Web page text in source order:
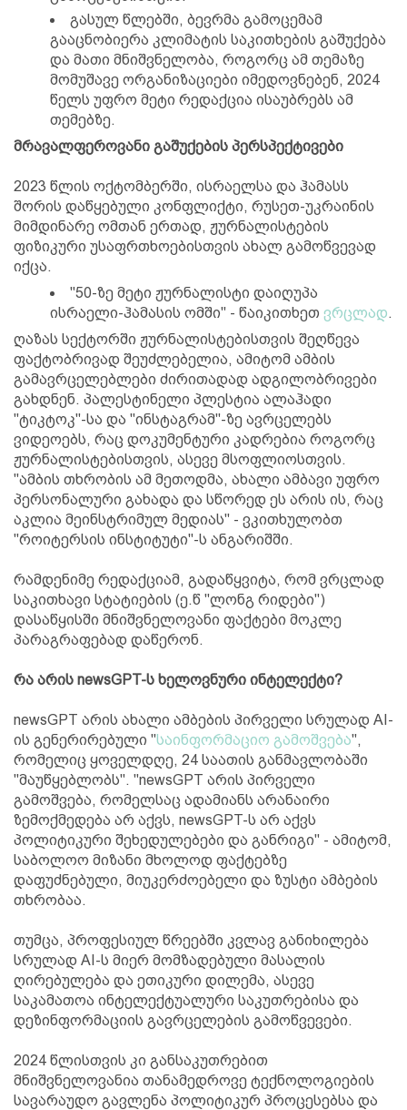
გასულ წლებში, ბევრმა გამოცემამ
გააცნობიერა კლიმატის საკითხების გაშუქება
და მათი მნიშვნელობა, როგორც ამ თემაზე
მომუშავე ორგანიზაციები იმედოვნებენ, 2024
წელს უფრო მეტი რედაქცია ისაუბრებს ამ
თემებზე.
მრავალფეროვანი გაშუქების პერსპექტივები
2023 წლის ოქტომბერში, ისრაელსა და ჰამასს
შორის დაწყებული კონფლიქტი, რუსეთ-უკრაინის
მიმდინარე ომთან ერთად, ჟურნალისტების
ფიზიკური უსაფრთხოებისთვის ახალ გამოწვევად
იქცა.
"50-ზე მეტი ჟურნალისტი დაიღუპა
ისრაელი-ჰამასის ომში" - წაიკითხეთ ვრცლად.
ღაზას სექტორში ჟურნალისტებისთვის შეღწევა
ფაქტობრივად შეუძლებელია, ამიტომ ამბის
გამავრცელებლები ძირითადად ადგილობრივები
გახდნენ. პალესტინელი პლესტია ალაჰადი
"ტიკტოკ"-სა და "ინსტაგრამ"-ზე ავრცელებს
ვიდეოებს, რაც დოკუმენტური კადრებია როგორც
ჟურნალისტებისთვის, ასევე მსოფლიოსთვის.
"ამბის თხრობის ამ მეთოდმა, ახალი ამბავი უფრო
პერსონალური გახადა და სწორედ ეს არის ის, რაც
აკლია მეინსტრიმულ მედიას" - ვკითხულობთ
"როიტერსის ინსტიტუტი"-ს ანგარიშში.
რამდენიმე რედაქციამ, გადაწყვიტა, რომ ვრცლად
საკითხავი სტატიების (ე.წ "ლონგ რიდები")
დასაწყისში მნიშვნელოვანი ფაქტები მოკლე
პარაგრაფებად დაწერონ.
რა არის newsGPT-ს ხელოვნური ინტელექტი?
newsGPT არის ახალი ამბების პირველი სრულად AI-
ის გენერირებული "საინფორმაციო გამოშვება",
რომელიც ყოველდღე, 24 საათის განმავლობაში
"მაუწყებლობს". "newsGPT არის პირველი
გამოშვება, რომელსაც ადამიანს არანაირი
ზემოქმედება არ აქვს, newsGPT-ს არ აქვს
პოლიტიკური შეხედულებები და განრიგი" - ამიტომ,
საბოლოო მიზანი მხოლოდ ფაქტებზე
დაფუძნებული, მიუკერძოებელი და ზუსტი ამბების
თხრობაა.
თუმცა, პროფესიულ წრეებში კვლავ განიხილება
სრულად AI-ს მიერ მომზადებული მასალის
ღირებულება და ეთიკური დილემა, ასევე
საკამათოა ინტელექტუალური საკუთრებისა და
დეზინფორმაციის გავრცელების გამოწვევები.
2024 წლისთვის კი განსაკუთრებით
მნიშვნელოვანია თანამედროვე ტექნოლოგიების
სავარაუდო გავლენა პოლიტიკურ პროცესებსა და